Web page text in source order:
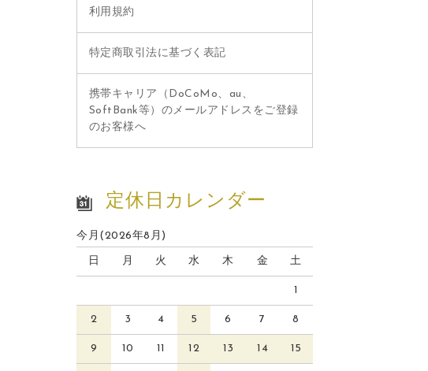
利用規約
特定商取引法に基づく表記
携帯キャリア（DoCoMo、au、
SoftBank等）のメールアドレスをご登録
のお客様へ
定休日カレンダー
今月(2026年8月)
日 月 火 水 木 金 土
1
2 3 4 5 6 7 8
9 10 11 12 13 14 15